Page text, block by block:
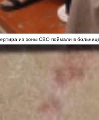
из зоны СВО поймали в